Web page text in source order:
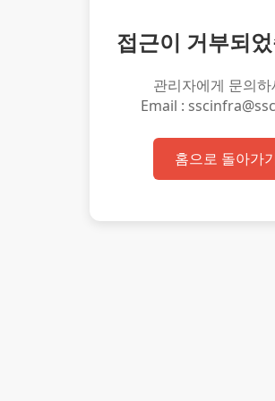
접근이 거부되
관리자에게 문의하
Email :
홈으로 돌아가